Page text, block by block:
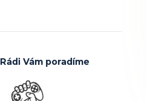
Rádi Vám poradíme